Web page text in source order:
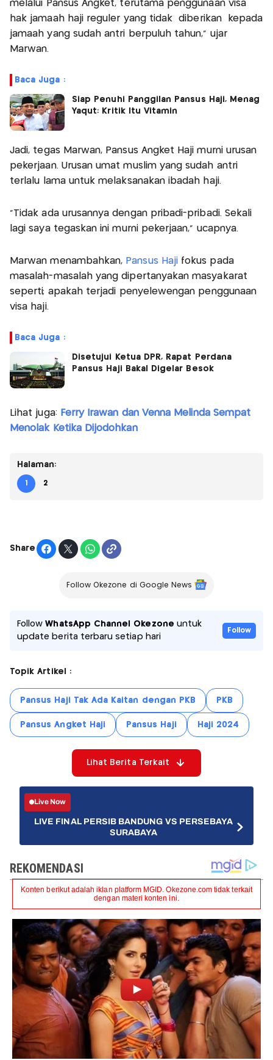
melalui Pansus Angket, terutama penggunaan visa
hak jamaah haji reguler yang tidak diberikan kepada
jamaah yang sudah antri berpuluh tahun," ujar
Marwan.
Baca Juga :
Siap Penuhi Panggilan Pansus Haji, Menag
Yaqut: Kritik Itu Vitamin
Jadi, tegas Marwan, Pansus Angket Haji murni urusan
pekerjaan. Urusan umat muslim yang sudah antri
terlalu lama untuk melaksanakan ibadah haji.
"Tidak ada urusannya dengan pribadi-pribadi. Sekali
lagi saya tegaskan ini murni pekerjaan," ucapnya.
Marwan menambahkan, Pansus Haji fokus pada
masalah-masalah yang dipertanyakan masyakarat
seperti; apakah terjadi penyelewengan penggunaan
visa haji.
Baca Juga :
Disetujui Ketua DPR, Rapat Perdana
Pansus Haji Bakal Digelar Besok
Lihat juga: Ferry Irawan dan Venna Melinda Sempat
Menolak Ketika Dijodohkan
Halaman:
1 2
Share
Follow Okezone di Google News
FollowWhatsApp Channel Okezone untuk
update berita terbaru setiap hari
Follow
Topik Artikel :
Pansus Haji Tak Ada Kaitan dengan PKB PKB
Pansus Angket Haji Pansus Haji Haji 2024
Lihat Berita Terkait
Live Now
LIVE FINAL PERSIB BANDUNG VS PERSEBAYA
SURABAYA